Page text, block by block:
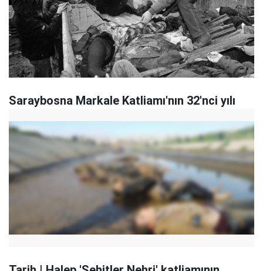
Saraybosna Markale Katliamı'nın 32'nci yılı